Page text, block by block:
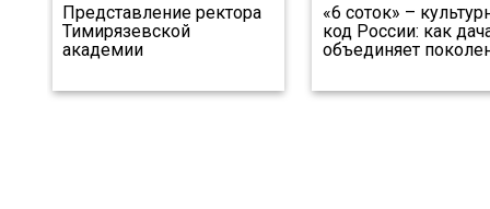
Представление ректора
Тимирязевской
академии
«6 соток» –
код России: как
объединяет